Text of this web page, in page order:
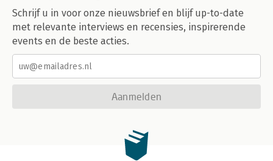
Schrijf u in voor onze nieuwsbrief en blijf up-to-date
met relevante interviews en recensies, inspirerende
events en de beste acties.
Aanmelden